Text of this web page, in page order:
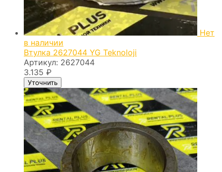
Нет
в наличии
Втулка 2627044 YG Teknoloji
Артикул: 2627044
3.135 ₽
Уточнить